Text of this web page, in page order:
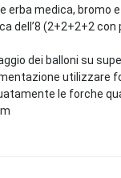
erba medica, bromo
dell’8 (2+2+2+2 con
dei balloni su
utilizzare
le forche